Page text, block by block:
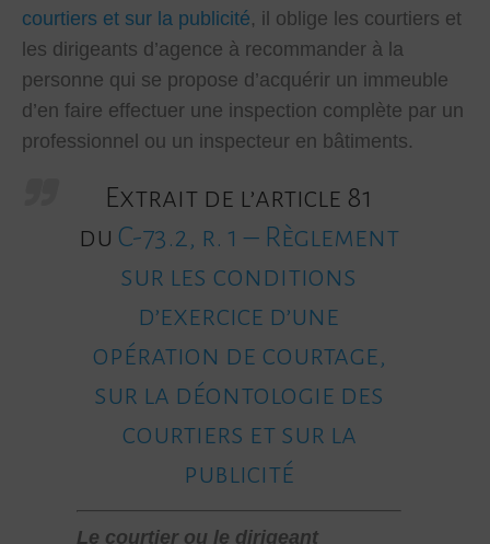
courtiers et sur la publicité, il oblige les courtiers et
les dirigeants d’agence à recommander à la
personne qui se propose d’acquérir un immeuble
d’en faire effectuer une inspection complète par un
professionnel ou un inspecteur en bâtiments.
Extrait de l’article 81
du C-73.2, r. 1 – Règlement
sur les conditions
d’exercice d’une
opération de courtage,
sur la déontologie des
courtiers et sur la
publicité
Le courtier ou le dirigeant